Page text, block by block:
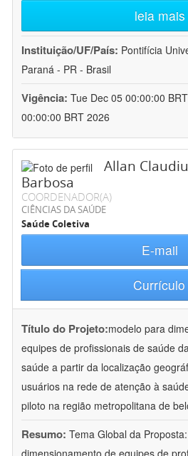
leia mais
Instituição/UF/País: Pontifícia
Paraná - PR - Brasil
Vigência: Tue Dec 05 00:00:00
00:00:00 BRT 2026
Allan
Barbosa
COORDENADOR(A)
CIÊNCIAS DA SAÚDE
Saúde Coletiva
E-mail
Currículo
Título do Projeto:modelo para
equipes de profissionais de saúde
saúde a partir da localização
usuários na rede de atenção à
piloto na região metropolitana de
Resumo: Tema Global da